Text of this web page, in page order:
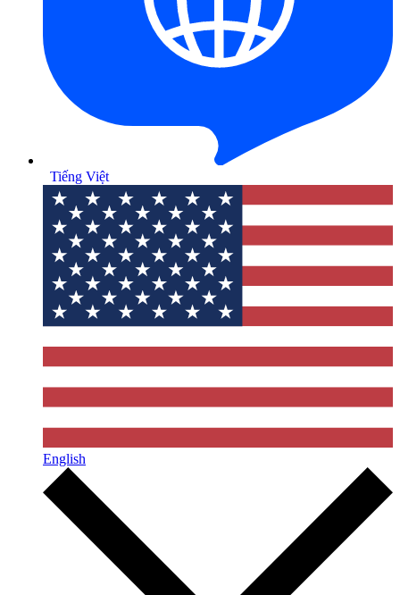
Tiếng Việt
English